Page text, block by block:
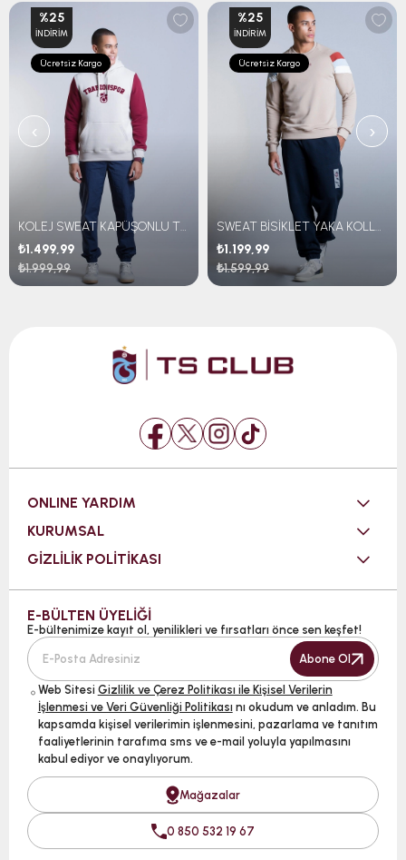
KOLEJ SWEAT KAPÜŞONLU TRABZONSPOR NAKIŞLI
₺1.499,99
₺1.999,99
%25
İNDIRIM
Ücretsiz Kargo
SWEAT BİSİKLET YAKA KOLLARI ÇİZGİLİ
₺1.199,99
₺1.599,99
%25
İNDIRIM
Ücretsiz Kargo
‹ ›
ONLINE YARDIM
KURUMSAL
GİZLİLİK POLİTİKASI
E-BÜLTEN ÜYELİĞİ
E-bültenimize kayıt ol, yenilikleri ve fırsatları önce sen keşfet!
Abone Ol
Web Sitesi Gizlilik ve Çerez Politikası ile Kişisel Verilerin
İşlenmesi ve Veri Güvenliği Politikası nı okudum ve anladım. Bu
kapsamda kişisel verilerimin işlenmesini, pazarlama ve tanıtım
faaliyetlerinin tarafıma sms ve e-mail yoluyla yapılmasını
kabul ediyor ve onaylıyorum.
Mağazalar
0 850 532 19 67